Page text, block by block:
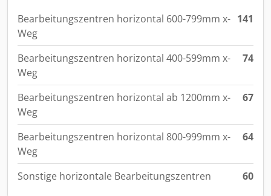
Bearbeitungszentren horizontal 600-799mm x-
Weg
141
Bearbeitungszentren horizontal 400-599mm x-
Weg
74
Bearbeitungszentren horizontal ab 1200mm x-
Weg
67
Bearbeitungszentren horizontal 800-999mm x-
Weg
64
Sonstige horizontale Bearbeitungszentren 60